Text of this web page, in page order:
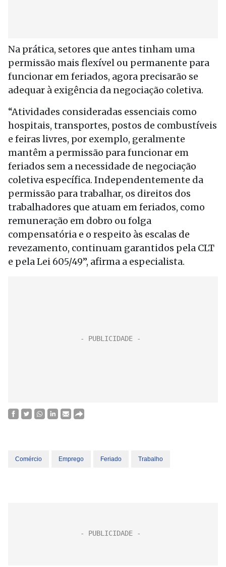
Na prática, setores que antes tinham uma
permissão mais flexível ou permanente para
funcionar em feriados, agora precisarão se
adequar à exigência da negociação coletiva.
“Atividades consideradas essenciais como
hospitais, transportes, postos de combustíveis
e feiras livres, por exemplo, geralmente
mantêm a permissão para funcionar em
feriados sem a necessidade de negociação
coletiva específica. Independentemente da
permissão para trabalhar, os direitos dos
trabalhadores que atuam em feriados, como
remuneração em dobro ou folga
compensatória e o respeito às escalas de
revezamento, continuam garantidos pela CLT
e pela Lei 605/49”, afirma a especialista.
Comércio Emprego Feriado Trabalho